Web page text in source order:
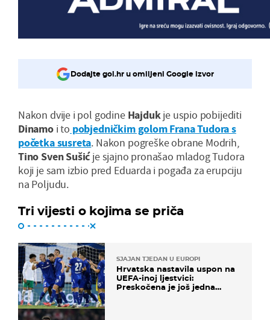
Dodajte gol.hr u omiljeni Google izvor
Nakon dvije i pol godine Hajdukje uspio pobijediti
Dinamoi to pobjedničkim golom Frana Tudora s
početka susreta. Nakon pogreške obrane Modrih,
Tino Sven Sušićje sjajno pronašao mladog Tudora
koji je sam izbio pred Eduarda i pogađa za erupciju
na Poljudu.
Tri vijesti o kojima se priča
SJAJAN TJEDAN U EUROPI
Hrvatska nastavila uspon na
UEFA-inoj ljestvici:
Preskočena je još jedna